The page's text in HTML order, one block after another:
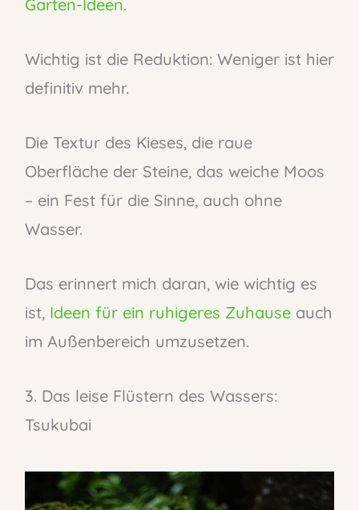
Garten-Ideen.
Wichtig ist die Reduktion: Weniger ist hier
definitiv mehr.
Die Textur des Kieses, die raue
Oberfläche der Steine, das weiche Moos
– ein Fest für die Sinne, auch ohne
Wasser.
Das erinnert mich daran, wie wichtig es
ist, Ideen für ein ruhigeres Zuhauseauch
im Außenbereich umzusetzen.
3. Das leise Flüstern des Wassers:
Tsukubai